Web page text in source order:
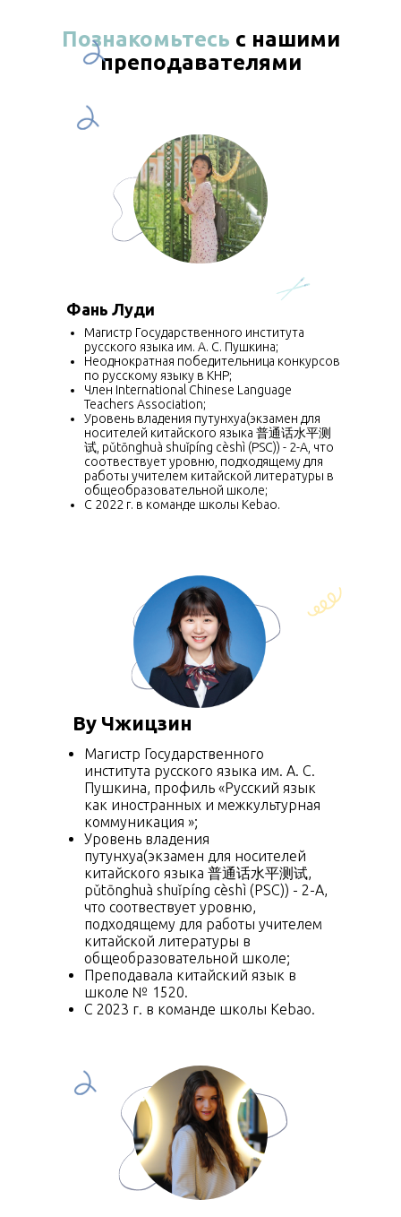
Познакомьтесь с нашими
преподавателями
Фань Луди
Магистр Государственного института
русского языка им. А. С. Пушкина;
Неоднократная победительница конкурсов
по русскому языку в КНР;
Член International Chinese Language
Teachers Association;
Уровень владения путунхуа(экзамен для
носителей китайского языка 普通话水平测
试, pǔtōnghuà shuǐpíng cèshì (PSC)) - 2-A, что
соотвествует уровню, подходящему для
работы учителем китайской литературы в
общеобразовательной школе;
С 2022 г. в команде школы Kebao.
Ву Чжицзин
Магистр Государственного
института русского языка им. А. С.
Пушкина, профиль «Русский язык
как иностранных и межкультурная
коммуникация »;
Уровень владения
путунхуа(экзамен для носителей
китайского языка 普通话水平测试,
pǔtōnghuà shuǐpíng cèshì (PSC)) - 2-A,
что соотвествует уровню,
подходящему для работы учителем
китайской литературы в
общеобразовательной школе;
Преподавала китайский язык в
школе № 1520.
С 2023 г. в команде школы Kebao.